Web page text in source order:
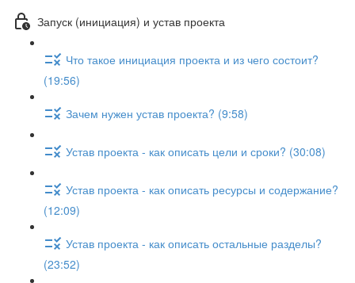
Запуск (инициация) и устав проекта
Что такое инициация проекта и из чего состоит?
(19:56)
Зачем нужен устав проекта? (9:58)
Устав проекта - как описать цели и сроки? (30:08)
Устав проекта - как описать ресурсы и содержание?
(12:09)
Устав проекта - как описать остальные разделы?
(23:52)